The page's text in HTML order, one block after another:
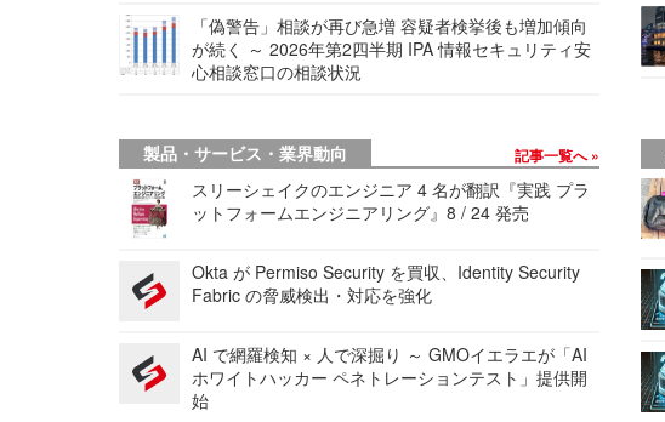
「偽警告」相談が再び急増 容疑者検挙後も増加傾向
が続く ～ 2026年第2四半期 IPA 情報セキュリティ安
心相談窓口の相談状況
製品・サービス・業界動向 記事一覧へ
スリーシェイクのエンジニア 4 名が翻訳『実践 プラ
ットフォームエンジニアリング』8 / 24 発売
Okta が Permiso Security を買収、Identity Security
Fabric の脅威検出・対応を強化
AI で網羅検知 × 人で深掘り ～ GMOイエラエが「AI
ホワイトハッカー ペネトレーションテスト」提供開
始